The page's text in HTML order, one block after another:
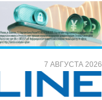
7 АВГУСТА 2026